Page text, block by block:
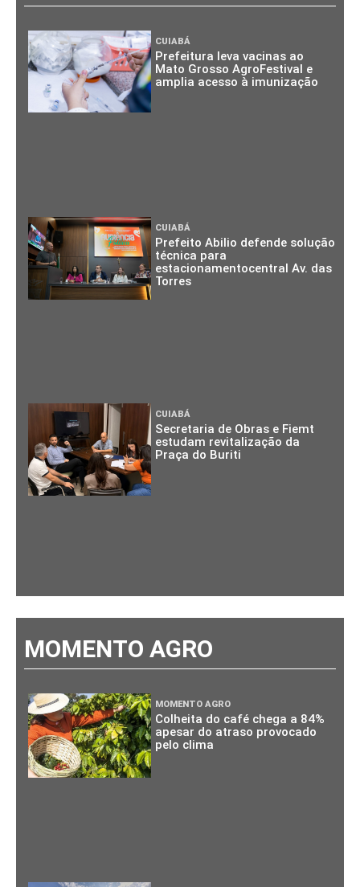
CUIABÁ
Prefeitura leva vacinas ao
Mato Grosso AgroFestival e
amplia acesso à imunização
CUIABÁ
Prefeito Abilio defende solução
técnica para
estacionamentocentral Av. das
Torres
CUIABÁ
Secretaria de Obras e Fiemt
estudam revitalização da
Praça do Buriti
MOMENTO AGRO
MOMENTO AGRO
Colheita do café chega a 84%
apesar do atraso provocado
pelo clima